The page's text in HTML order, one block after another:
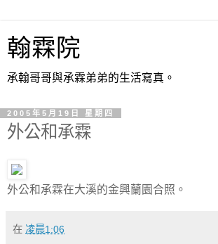
翰霖院
承翰哥哥與承霖弟弟的生活寫真。
2005年5月19日 星期四
外公和承霖
外公和承霖在大溪的金興蘭園合照。
在 凌晨1:06